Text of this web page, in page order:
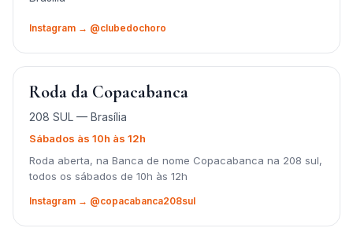
Instagram → @clubedochoro
Roda da Copacabanca
208 SUL — Brasília
Sábados às 10h às 12h
Roda aberta, na Banca de nome Copacabanca na 208 sul,
todos os sábados de 10h às 12h
Instagram → @copacabanca208sul